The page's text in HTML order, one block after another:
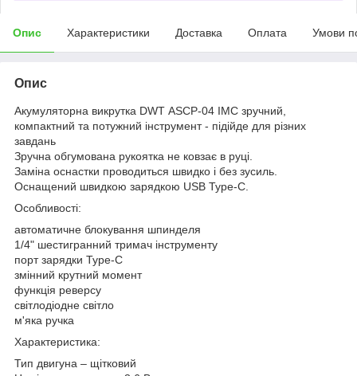
Опис Характеристики Доставка Оплата Умови
Опис
Акумуляторна викрутка DWT ASCP-04 IMC зручний,
компактний та потужний інструмент - підійде для різних
завдань
Зручна обгумована рукоятка не ковзає в руці.
Заміна оснастки проводиться швидко і без зусиль.
Оснащений швидкою зарядкою USB Type-C.
Особливості:
автоматичне блокування шпинделя
1/4" шестигранний тримач інструменту
порт зарядки Type-C
змінний крутний момент
функція реверсу
світлодіодне світло
м'яка ручка
Характеристика:
Тип двигуна – щітковий